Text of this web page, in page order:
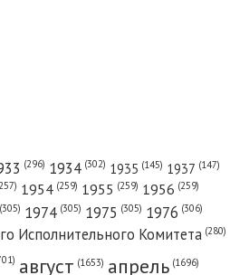
(296) 1934 (302) 1935 (145) 1937 (147)
1954 (259) 1955 (259) 1956 (259)
(305) 1974 (305) 1975 (305) 1976 (306)
Исполнительного Комитета (280)
август (1653) апрель (1696)